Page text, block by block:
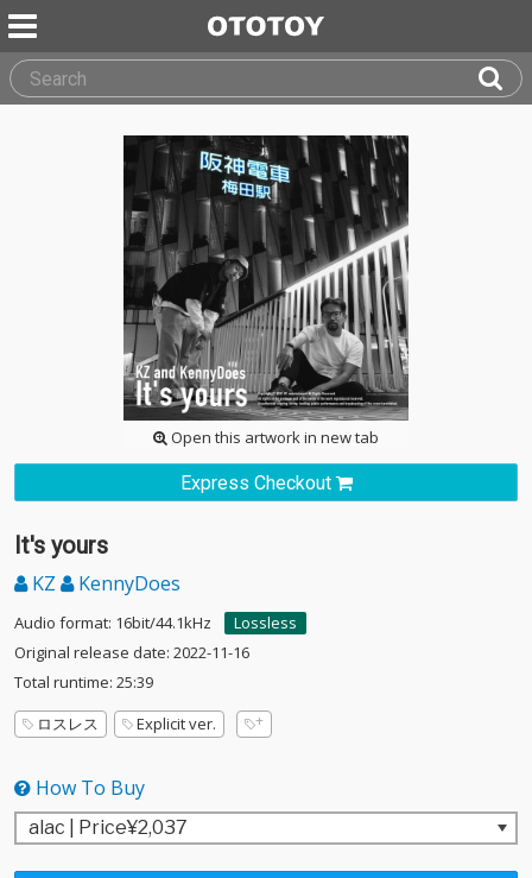
Open this artwork in new tab
Express Checkout
It's yours
KZ KennyDoes
Audio format: 16bit/44.1kHz
Lossless
Original release date: 2022-11-16
Total runtime: 25:39
ロスレス
Explicit ver.
How To Buy